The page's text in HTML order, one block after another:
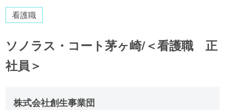
看護職
ソノラス・コート茅ヶ崎/＜看護職 正
社員＞
株式会社創生事業団